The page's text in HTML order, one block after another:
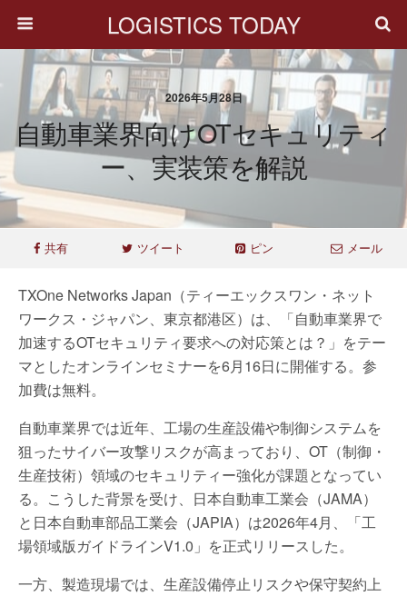
LOGISTICS TODAY
2026年5月28日
自動車業界向けOTセキュリティ
ー、実装策を解説
共有 ツイート ピン メール
TXOne Networks Japan（ティーエックスワン・ネット
ワークス・ジャパン、東京都港区）は、「自動車業界で
加速するOTセキュリティ要求への対応策とは？」をテー
マとしたオンラインセミナーを6月16日に開催する。参
加費は無料。
自動車業界では近年、工場の生産設備や制御システムを
狙ったサイバー攻撃リスクが高まっており、OT（制御・
生産技術）領域のセキュリティー強化が課題となってい
る。こうした背景を受け、日本自動車工業会（JAMA）
と日本自動車部品工業会（JAPIA）は2026年4月、「工
場領域版ガイドラインV1.0」を正式リリースした。
一方、製造現場では、生産設備停止リスクや保守契約上